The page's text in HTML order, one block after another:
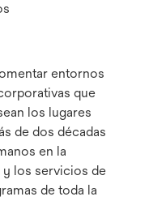
entornos
que
los lugares
de dos décadas
en la
y los servicios de
de toda la